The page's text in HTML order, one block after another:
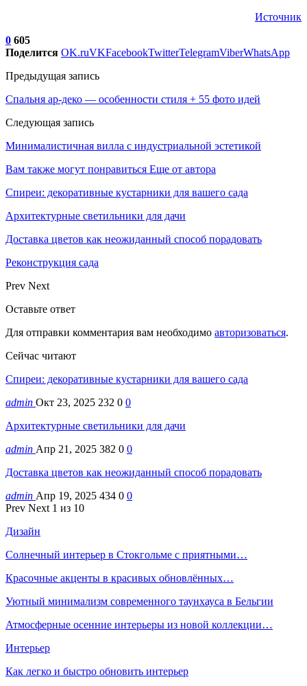
Источник
0 605
Поделится OK.ruVKFacebookTwitterTelegramViberWhatsApp
Предыдущая запись
Спальня ар-деко — особенности стиля + 55 фото идей
Следующая запись
Минималистичная вилла с индустриальной эстетикой
Вам также могут понравиться Еще от автора
Спиреи: декоративные кустарники для вашего сада
Архитектурные светильники для дачи
Доставка цветов как неожиданный способ порадовать
Реконструкция сада
Prev Next
Оставьте ответ
Для отправки комментария вам необходимо авторизоваться.
Сейчас читают
Спиреи: декоративные кустарники для вашего сада
admin Окт 23, 2025 232 0 0
Архитектурные светильники для дачи
admin Апр 21, 2025 382 0 0
Доставка цветов как неожиданный способ порадовать
admin Апр 19, 2025 434 0 0
Prev Next 1 из 10
Дизайн
Солнечный интерьер в Стокгольме с приятными…
Красочные акценты в красивых обновлённых…
Уютный минимализм современного таунхауса в Бельгии
Атмосферные осенние интерьеры из новой коллекции…
Интерьер
Как легко и быстро обновить интерьер